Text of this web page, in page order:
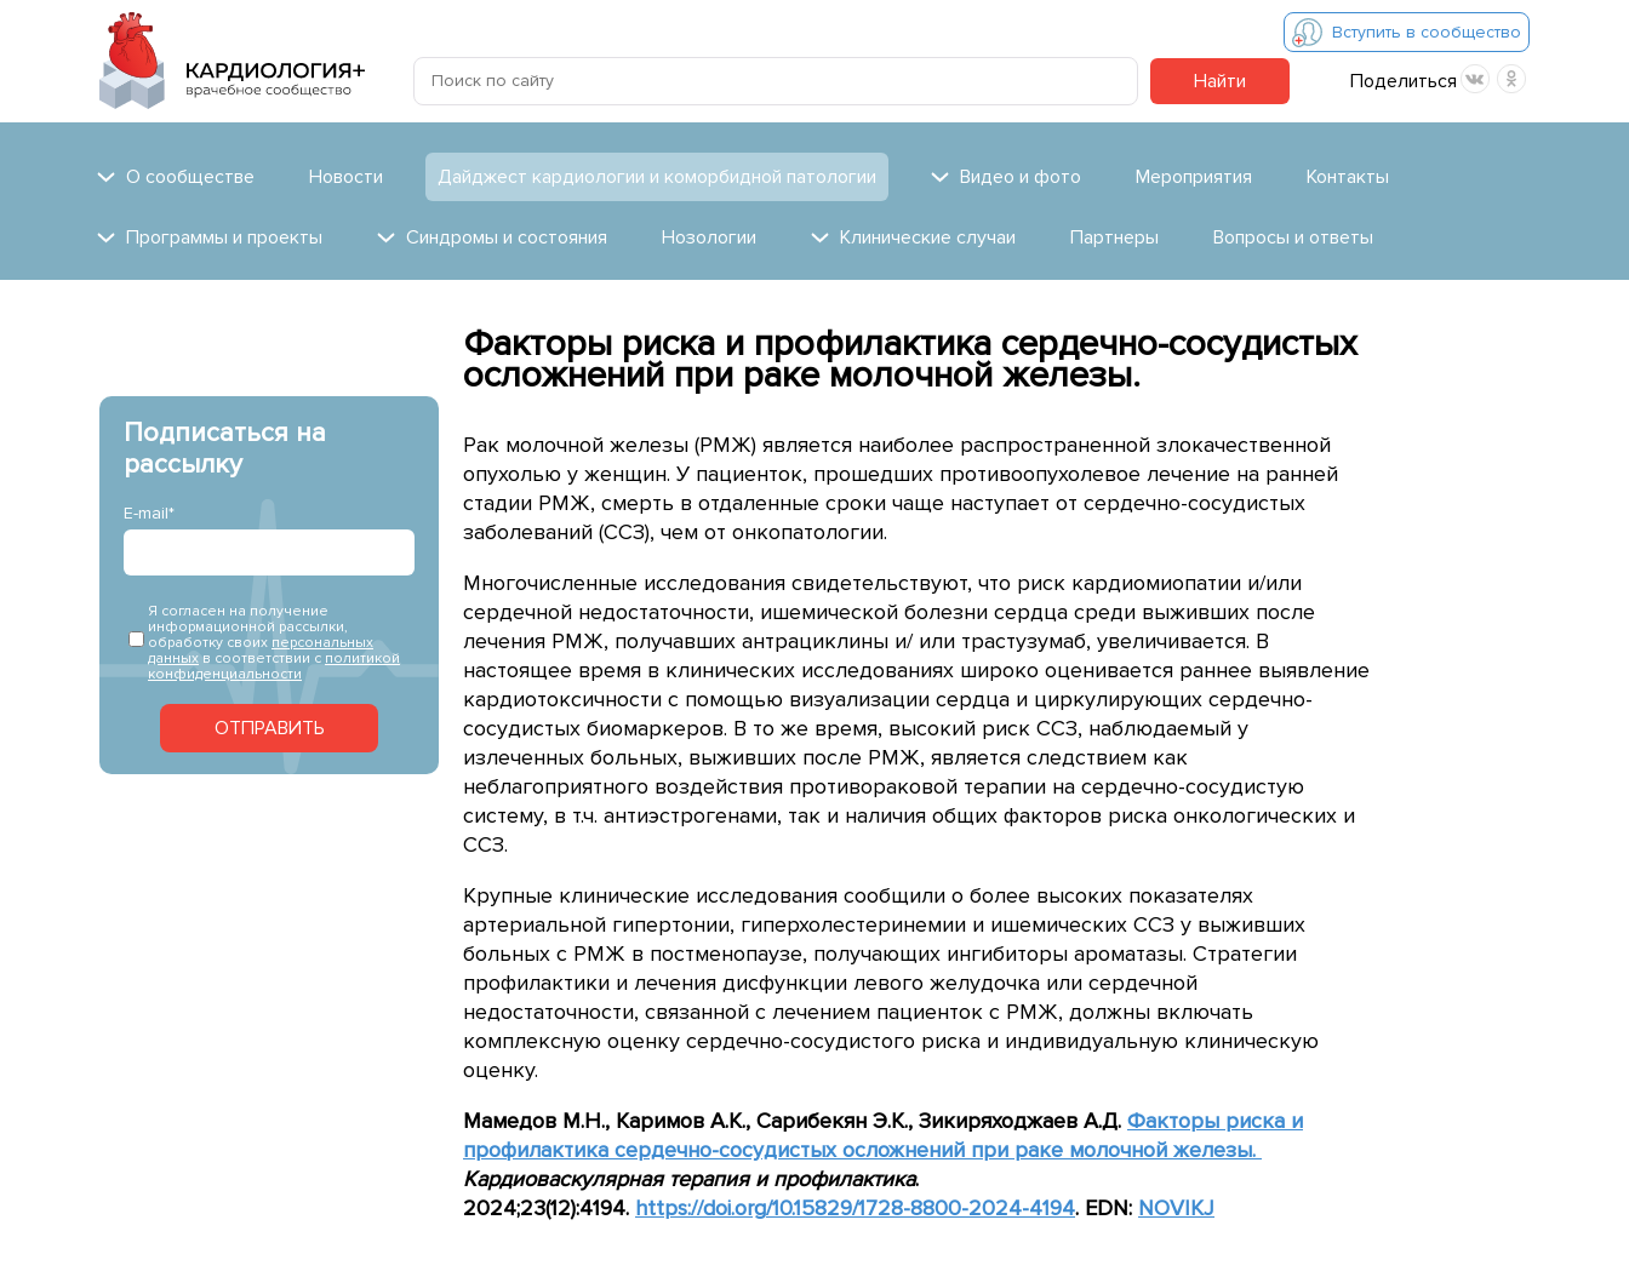
Вступить в сообщество
Найти Поделиться
О сообществе Новости Дайджест кардиологии и коморбидной патологии Видео и фото Мероприятия Контакты
Программы и проекты Синдромы и состояния Нозологии Клинические случаи Партнеры Вопросы и ответы
Подписаться на
рассылку
E-mail*
Я согласен на получение
информационной рассылки,
обработку своих персональных
данных в соответствии с политикой
конфиденциальности
ОТПРАВИТЬ
Факторы риска и профилактика сердечно-сосудистых
осложнений при раке молочной железы.
Рак молочной железы (РМЖ) является наиболее распространенной злокачественной
опухолью у женщин. У пациенток, прошедших противоопухолевое лечение на ранней
стадии РМЖ, смерть в отдаленные сроки чаще наступает от сердечно-сосудистых
заболеваний (ССЗ), чем от онкопатологии.
Многочисленные исследования свидетельствуют, что риск кардиомиопатии и/или
сердечной недостаточности, ишемической болезни сердца среди выживших после
лечения РМЖ, получавших антрациклины и/ или трастузумаб, увеличивается. В
настоящее время в клинических исследованиях широко оценивается раннее выявление
кардиотоксичности с помощью визуализации сердца и циркулирующих сердечно-
сосудистых биомаркеров. В то же время, высокий риск ССЗ, наблюдаемый у
излеченных больных, выживших после РМЖ, является следствием как
неблагоприятного воздействия противораковой терапии на сердечно-сосудистую
систему, в т.ч. антиэстрогенами, так и наличия общих факторов риска онкологических и
ССЗ.
Крупные клинические исследования сообщили о более высоких показателях
артериальной гипертонии, гиперхолестеринемии и ишемических ССЗ у выживших
больных с РМЖ в постменопаузе, получающих ингибиторы ароматазы. Стратегии
профилактики и лечения дисфункции левого желудочка или сердечной
недостаточности, связанной с лечением пациенток с РМЖ, должны включать
комплексную оценку сердечно-сосудистого риска и индивидуальную клиническую
оценку.
Мамедов М.Н., Каримов А.К., Сарибекян Э.К., Зикиряходжаев А.Д. Факторы риска и
профилактика сердечно-сосудистых осложнений при раке молочной железы.
Кардиоваскулярная терапия и профилактика.
2024;23(12):4194. https://doi.org/10.15829/1728-8800-2024-4194. EDN: NOVIKJ